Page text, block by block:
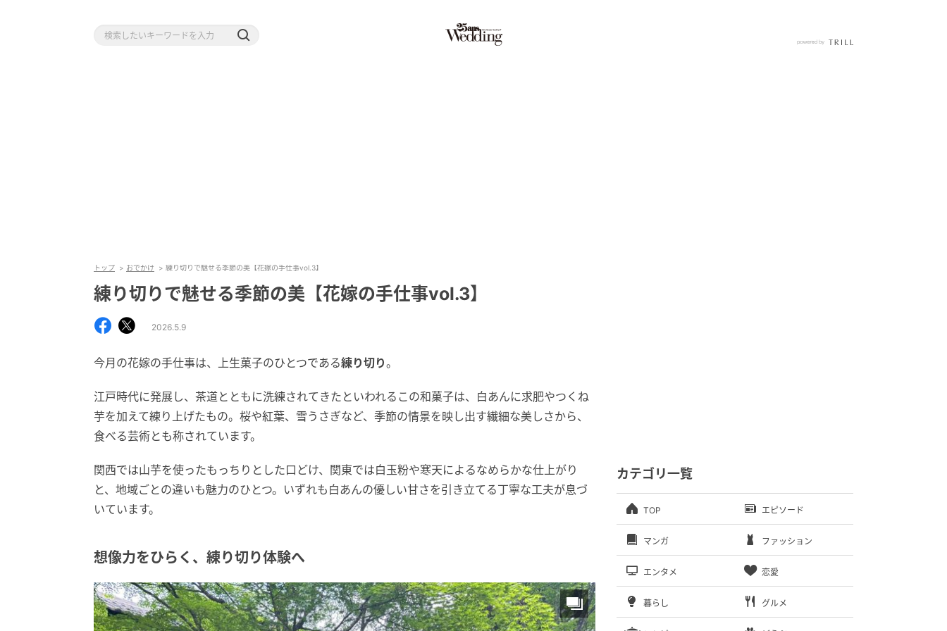
トップ おでかけ 練り切りで魅せる季節の美【花嫁の手仕事vol.3】
練り切りで魅せる季節の美【花嫁の手仕事vol.3】
2026.5.9
今月の花嫁の手仕事は、上生菓子のひとつである練り切り。
江戸時代に発展し、茶道とともに洗練されてきたといわれるこの和菓子は、白あんに求肥やつくね
芋を加えて練り上げたもの。桜や紅葉、雪うさぎなど、季節の情景を映し出す繊細な美しさから、
食べる芸術とも称されています。
関西では山芋を使ったもっちりとした口どけ、関東では白玉粉や寒天によるなめらかな仕上がり
と、地域ごとの違いも魅力のひとつ。いずれも白あんの優しい甘さを引き立てる丁寧な工夫が息づ
いています。
想像力をひらく、練り切り体験へ
カテゴリ一覧
TOP エピソード
マンガ ファッション
エンタメ 恋愛
暮らし グルメ